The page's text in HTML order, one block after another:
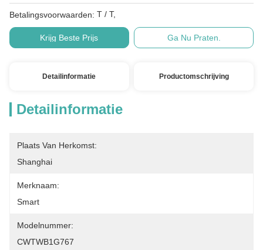
Betalingsvoorwaarden: T / T,
Krijg Beste Prijs Ga Nu Praten.
Detailinformatie Productomschrijving
Detailinformatie
Plaats Van Herkomst:
Shanghai
Merknaam:
Smart
Modelnummer:
CWTWB1G767